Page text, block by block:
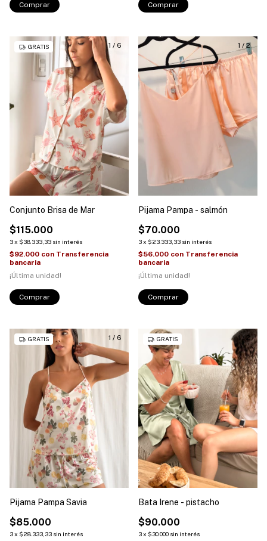
Comprar Comprar
1 / 6
GRATIS
Conjunto Brisa de Mar
$115.000
3x $38.333,33 sin interés
$92.000 con Transferencia
bancaria
¡Última unidad!
Comprar
1 /2
Pijama Pampa - salmón
$70.000
3x $23.333,33 sin interés
$56.000 con Transferencia
bancaria
¡Última unidad!
Comprar
1 / 6
GRATIS
Pijama Pampa Savia
$85.000
3x $28.333,33 sin interés
1 / 2
GRATIS
Bata Irene - pistacho
$90.000
3x $30.000 sin interés